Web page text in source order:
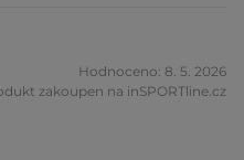
Hodnoceno: 8. 5. 2026
zakoupen na inSPORTline.cz